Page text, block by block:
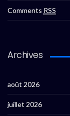
Comments RSS
Archives
août 2026
juillet 2026